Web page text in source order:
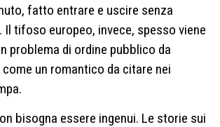
fatto entrare e uscire senza
Il tifoso europeo, invece, spesso viene
problema di ordine pubblico da
un romantico da citare nei
bisogna essere ingenui. Le storie sui